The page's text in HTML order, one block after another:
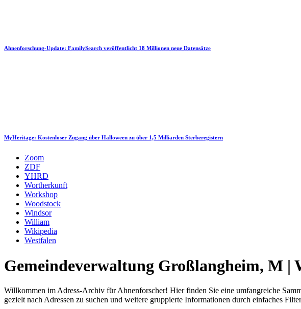
Ahnenforschung-Update: FamilySearch veröffentlicht 18 Millionen neue Datensätze
MyHeritage: Kostenloser Zugang über Halloween zu über 1,5 Milliarden Sterberegistern
Zoom
ZDF
YHRD
Wortherkunft
Workshop
Woodstock
Windsor
William
Wikipedia
Westfalen
Gemeindeverwaltung Großlangheim, M |
Willkommen im Adress-Archiv für Ahnenforscher! Hier finden Sie eine umfangreiche
gezielt nach Adressen zu suchen und weitere gruppierte Informationen durch einfaches